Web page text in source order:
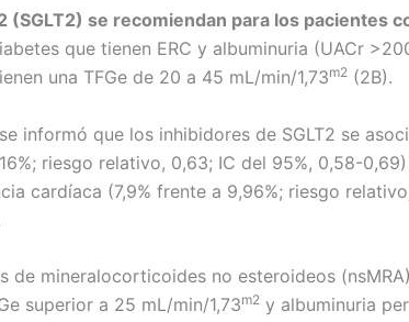
se recomiendan para los pacientes
que tienen ERC y albuminuria (UACr
una TFGe de 20 a 45 mL/min/1,73m2 (2B).
informó que los inhibidores de SGLT2 se
riesgo relativo, 0,63; IC del 95%, 0,58-
cardíaca (7,9% frente a 9,96%; riesgo
de mineralocorticoides no esteroideos
superior a 25 mL/min/1,73m2 y albuminuria